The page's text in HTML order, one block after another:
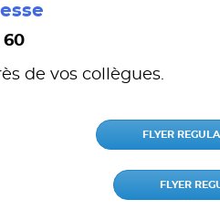
60
de vos collègues.
FLYER
FLYER